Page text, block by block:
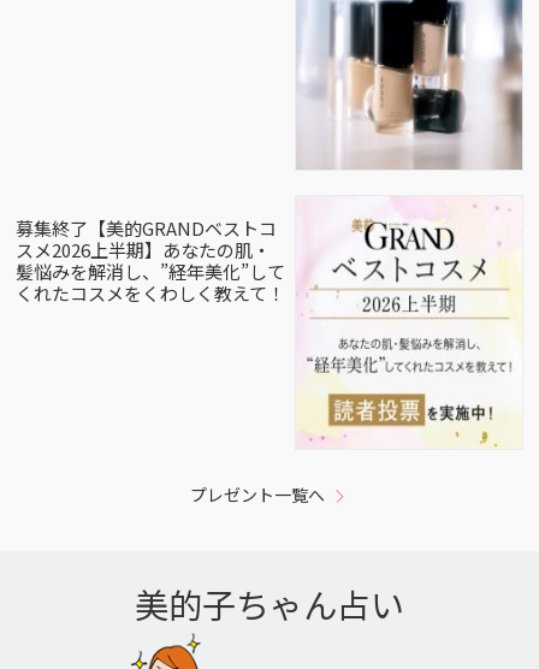
募集終了【美的GRANDベストコ
スメ2026上半期】あなたの肌・
髪悩みを解消し、”経年美化”して
くれたコスメをくわしく教えて！
プレゼント一覧へ
美的子ちゃん占い